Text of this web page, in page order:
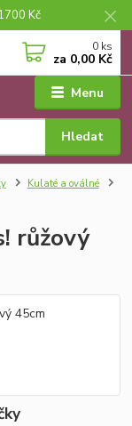
Kč
Menu
Hledat
0 ks
za 0,00 Kč
Kulaté a oválné
růžový